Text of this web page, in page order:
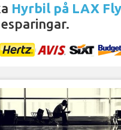
Hyrbil på LAX